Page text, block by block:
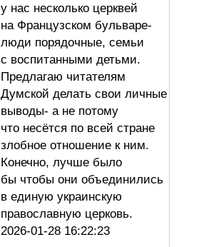
у нас несколько церквей
на Французском бульваре-
люди порядочные, семьи
с воспитанными детьми.
Предлагаю читателям
Думской делать свои личные
выводы- а не потому
что несётся по всей стране
злобное отношение к ним.
Конечно, лучше было
бы чтобы они объединились
в единую украинскую
православную церковь.
2026-01-28 16:22:23